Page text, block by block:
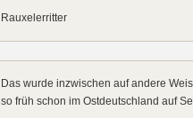
Rauxelerritter
Das wurde inzwischen auf andere
so früh schon im Ostdeutschland auf